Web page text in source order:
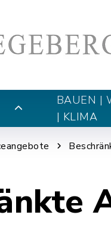
BAUEN |
| KLIMA